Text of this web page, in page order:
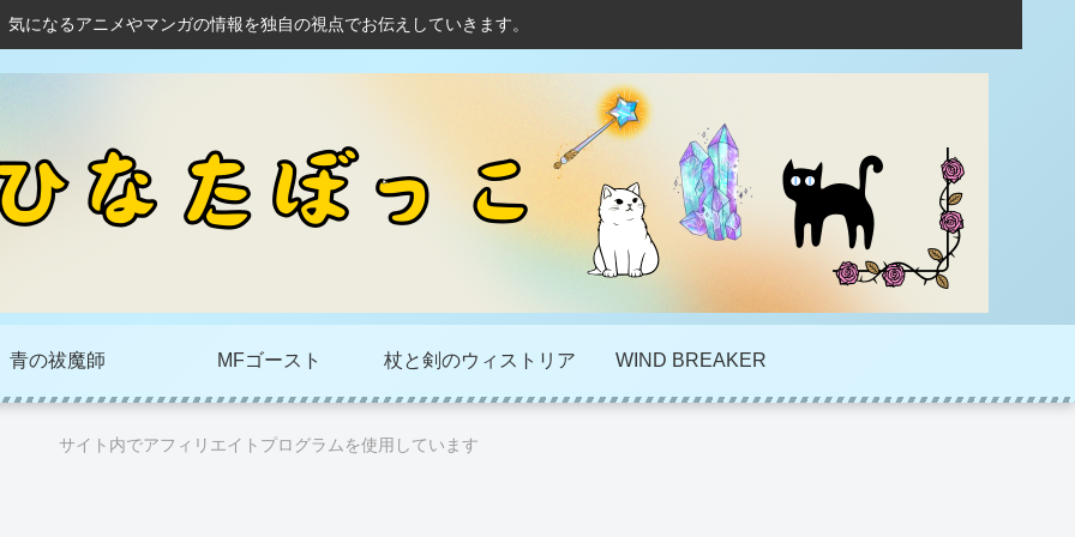
気になるアニメやマンガの情報を独自の視点でお伝えしていきます。
青の祓魔師 MFゴースト 杖と剣のウィストリア WIND BREAKER
サイト内でアフィリエイトプログラムを使用しています